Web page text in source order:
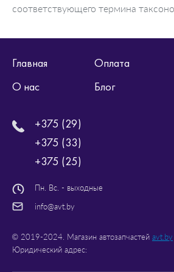
соответствующего термина
Главная Оплата
О нас
Блог
+375 (29)
+375 (33)
+375 (25)
Пн. Вс. - выходные
info@avt.by
© 2019-2024. Магазин автозапчастей avt.by
Юридический адрес: